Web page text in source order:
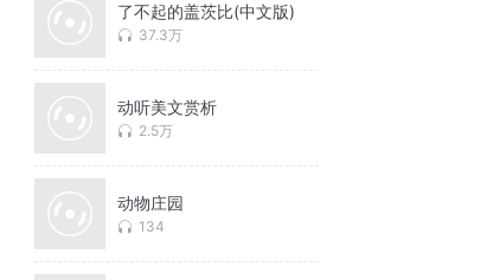
了不起的盖茨比(中文版)
37.3万
动听美文赏析
2.5万
动物庄园
134